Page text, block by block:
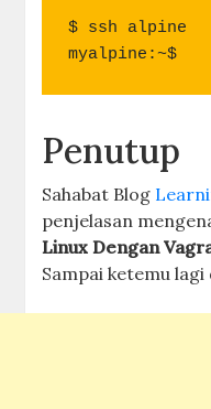
$ ssh alpine
myalpine:~$
Penutup
Sahabat Blog
penjelasan
Linux Dengan
Sampai ketemu